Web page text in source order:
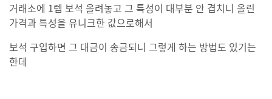
거래소에 1렙 보석 올려놓고 그 특성이 대부분 안 겹치니 올린
가격과 특성을 유니크한 값으로해서
보석 구입하면 그 대금이 송금되니 그렇게 하는 방법도 있기는
한데